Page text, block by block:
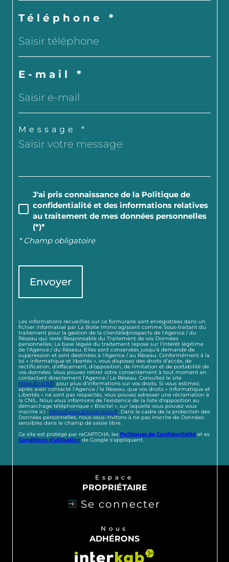
Téléphone *
E-mail *
Message *
J'ai pris connaissance de la Politique de
confidentialité et des informations relatives
au traitement de mes données personnelles
(*)*
* Champ obligatoire
Envoyer
Les informations recueillies sur ce formulaire sont enregistrées dans un
fichier informatisé par La Boite Immo agissant comme Sous-traitant du
traitement pour la gestion de la clientèle/prospects de l'Agence / du
Réseau qui reste Responsable du Traitement de vos Données
personnelles. La base légale du traitement repose sur l'intérêt légitime
de l'Agence / du Réseau. Elles sont conservées jusqu'à demande de
suppression et sont destinées à l'Agence / au Réseau. Conformément à la
loi « informatique et libertés », vous disposez des droits d’accès, de
rectification, d’effacement, d’opposition, de limitation et de portabilité de
vos données. Vous pouvez retirer votre consentement à tout moment en
contactant directement l’Agence / Le Réseau. Consultez le site
https://cnil.fr/fr pour plus d’informations sur vos droits. Si vous estimez,
après avoir contacté l'Agence / le Réseau, que vos droits « Informatique et
Libertés » ne sont pas respectés, vous pouvez adresser une réclamation à
la CNIL. Nous vous informons de l’existence de la liste d'opposition au
démarchage téléphonique « Bloctel », sur laquelle vous pouvez vous
inscrire ici : https://www.bloctel.gouv.fr. Dans le cadre de la protection des
Données personnelles, nous vous invitons à ne pas inscrire de Données
sensibles dans le champ de saisie libre.
Ce site est protégé par reCAPTCHA, les Politiques de Confidentialité et es
Conditions d'utilisation de Google s'appliquent.
Espace
PROPRIÉTAIRE
Se connecter
Nous
ADHÉRONS